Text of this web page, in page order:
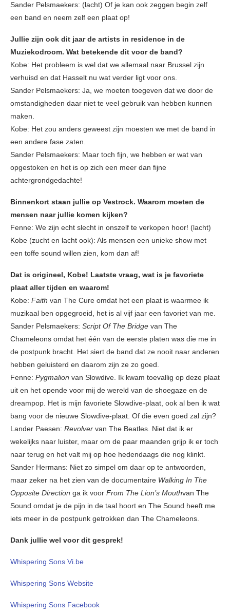
Sander Pelsmaekers: (lacht) Of je kan ook zeggen begin zelf
een band en neem zelf een plaat op!
Jullie zijn ook dit jaar de artists in residence in de
Muziekodroom. Wat betekende dit voor de band?
Kobe: Het probleem is wel dat we allemaal naar Brussel zijn
verhuisd en dat Hasselt nu wat verder ligt voor ons.
Sander Pelsmaekers: Ja, we moeten toegeven dat we door de
omstandigheden daar niet te veel gebruik van hebben kunnen
maken.
Kobe: Het zou anders geweest zijn moesten we met de band in
een andere fase zaten.
Sander Pelsmaekers: Maar toch fijn, we hebben er wat van
opgestoken en het is op zich een meer dan fijne
achtergrondgedachte!
Binnenkort staan jullie op Vestrock. Waarom moeten de
mensen naar jullie komen kijken?
Fenne: We zijn echt slecht in onszelf te verkopen hoor! (lacht)
Kobe (zucht en lacht ook): Als mensen een unieke show met
een toffe sound willen zien, kom dan af!
Dat is origineel, Kobe! Laatste vraag, wat is je favoriete
plaat aller tijden en waarom!
Kobe: Faith van The Cure omdat het een plaat is waarmee ik
muzikaal ben opgegroeid, het is al vijf jaar een favoriet van me.
Sander Pelsmaekers: Script Of The Bridge van The
Chameleons omdat het één van de eerste platen was die me in
de postpunk bracht. Het siert de band dat ze nooit naar anderen
hebben geluisterd en daarom zijn ze zo goed.
Fenne: Pygmalion van Slowdive. Ik kwam toevallig op deze plaat
uit en het opende voor mij de wereld van de shoegaze en de
dreampop. Het is mijn favoriete Slowdive-plaat, ook al ben ik wat
bang voor de nieuwe Slowdive-plaat. Of die even goed zal zijn?
Lander Paesen: Revolver van The Beatles. Niet dat ik er
wekelijks naar luister, maar om de paar maanden grijp ik er toch
naar terug en het valt mij op hoe hedendaags die nog klinkt.
Sander Hermans: Niet zo simpel om daar op te antwoorden,
maar zeker na het zien van de documentaire Walking In The
Opposite Direction ga ik voor From The Lion’s Mouthvan The
Sound omdat je de pijn in de taal hoort en The Sound heeft me
iets meer in de postpunk getrokken dan The Chameleons.
Dank jullie wel voor dit gesprek!
Whispering Sons Vi.be
Whispering Sons Website
Whispering Sons Facebook